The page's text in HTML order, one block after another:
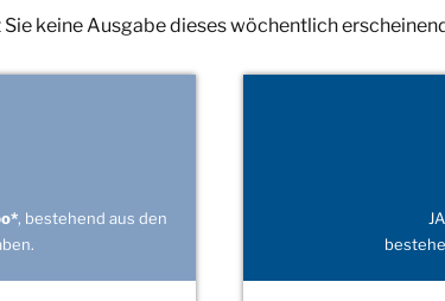
Sie keine Ausgabe dieses wöchentlich
, bestehend aus den